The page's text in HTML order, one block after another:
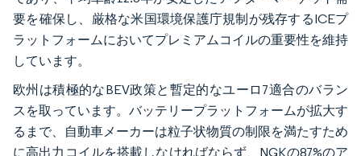
要を確保し、厳格な米国環境保護庁規制が残存するICEプ
ラットフォームにおいてプレミアムコイルの重要性を維持
しています。
欧州は積極的なBEV政策と暫定的なユーロ7適合のバラン
スを取っています。バッテリープラットフォームが拡大す
るまで、自動車メーカーは粒子状物質の制限を満たすため
に高出力コイルを搭載しなければならず、NGKの87%のア